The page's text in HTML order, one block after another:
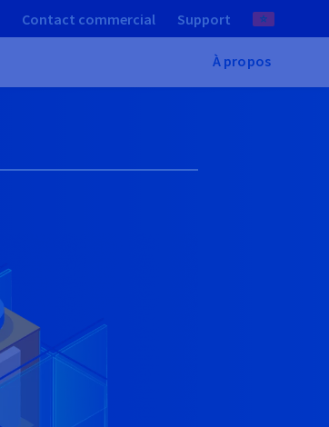
Contact commercial Support
À propos